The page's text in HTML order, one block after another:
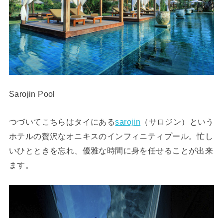
Sarojin Pool
つづいてこちらはタイにあるsarojin （サロジン）という
ホテルの贅沢なオニキスのインフィニティプール。忙し
いひとときを忘れ、優雅な時間に身を任せることが出来
ます。